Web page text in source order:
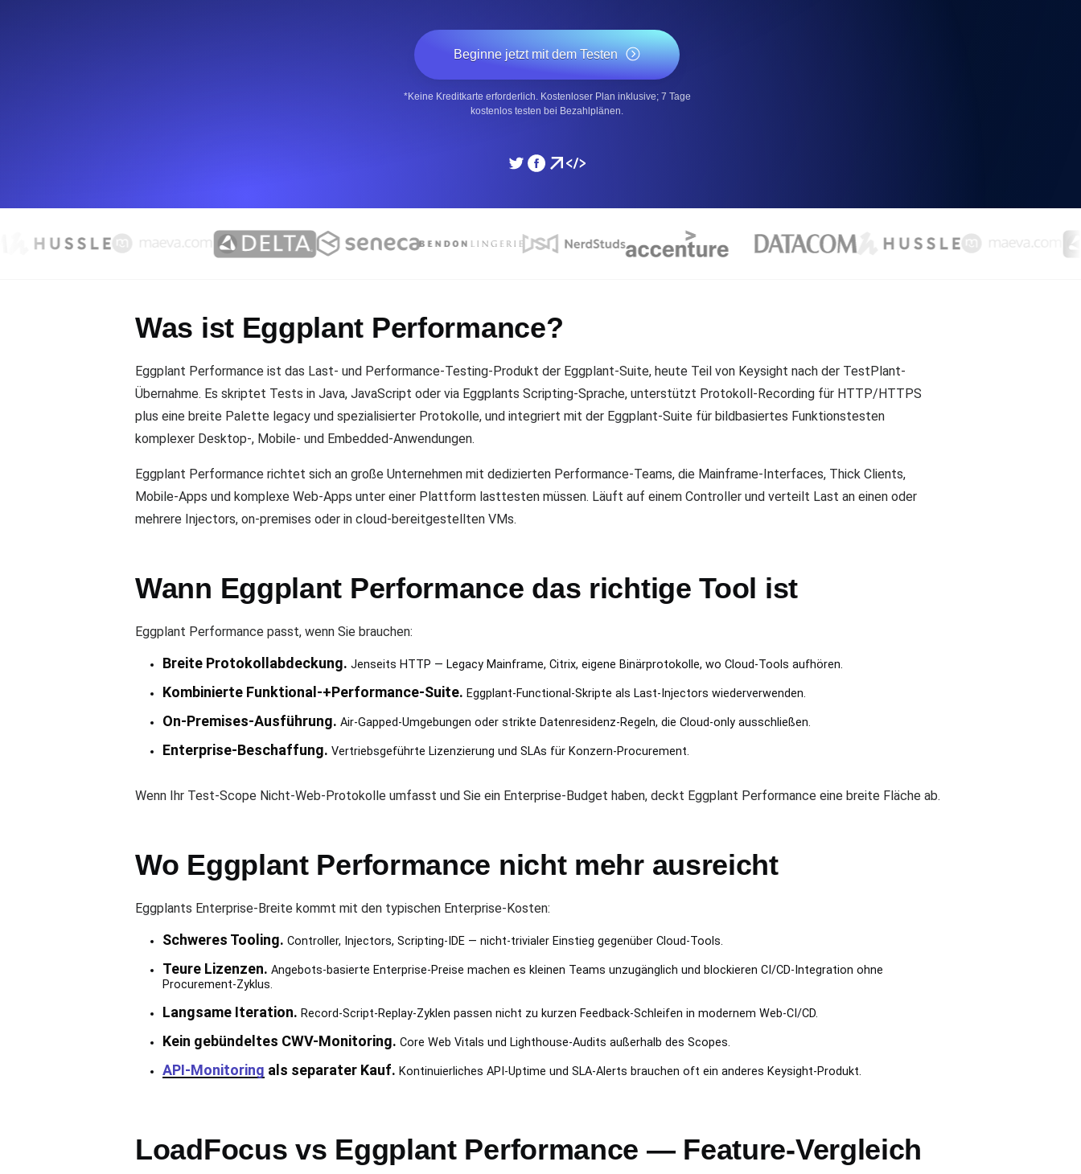
Automatische SSL-Zertifikats-Checks und Ablauf-Warnungen.
Kostenlos starten.
TCP Monitoring
Beginne jetzt mit dem Testen
*Keine Kreditkarte erforderlich. Kostenloser Plan inklusive; 7 Tage
kostenlos testen bei Bezahlplänen.
Was ist Eggplant Performance?
Eggplant Performance ist das Last- und Performance-Testing-Produkt der Eggplant-Suite, heute Teil von Keysight nach der TestPlant-
Übernahme. Es skriptet Tests in Java, JavaScript oder via Eggplants Scripting-Sprache, unterstützt Protokoll-Recording für HTTP/HTTPS
plus eine breite Palette legacy und spezialisierter Protokolle, und integriert mit der Eggplant-Suite für bildbasiertes Funktionstesten
komplexer Desktop-, Mobile- und Embedded-Anwendungen.
Eggplant Performance richtet sich an große Unternehmen mit dedizierten Performance-Teams, die Mainframe-Interfaces, Thick Clients,
Mobile-Apps und komplexe Web-Apps unter einer Plattform lasttesten müssen. Läuft auf einem Controller und verteilt Last an einen oder
mehrere Injectors, on-premises oder in cloud-bereitgestellten VMs.
Wann Eggplant Performance das richtige Tool ist
Eggplant Performance passt, wenn Sie brauchen:
Breite Protokollabdeckung. Jenseits HTTP — Legacy Mainframe, Citrix, eigene Binärprotokolle, wo Cloud-Tools aufhören.
Kombinierte Funktional-+Performance-Suite. Eggplant-Functional-Skripte als Last-Injectors wiederverwenden.
On-Premises-Ausführung. Air-Gapped-Umgebungen oder strikte Datenresidenz-Regeln, die Cloud-only ausschließen.
Enterprise-Beschaffung. Vertriebsgeführte Lizenzierung und SLAs für Konzern-Procurement.
Wenn Ihr Test-Scope Nicht-Web-Protokolle umfasst und Sie ein Enterprise-Budget haben, deckt Eggplant Performance eine breite Fläche ab.
Wo Eggplant Performance nicht mehr ausreicht
Eggplants Enterprise-Breite kommt mit den typischen Enterprise-Kosten:
Schweres Tooling. Controller, Injectors, Scripting-IDE — nicht-trivialer Einstieg gegenüber Cloud-Tools.
Teure Lizenzen. Angebots-basierte Enterprise-Preise machen es kleinen Teams unzugänglich und blockieren CI/CD-Integration ohne
Procurement-Zyklus.
Langsame Iteration. Record-Script-Replay-Zyklen passen nicht zu kurzen Feedback-Schleifen in modernem Web-CI/CD.
Kein gebündeltes CWV-Monitoring. Core Web Vitals und Lighthouse-Audits außerhalb des Scopes.
API-Monitoring als separater Kauf. Kontinuierliches API-Uptime und SLA-Alerts brauchen oft ein anderes Keysight-Produkt.
LoadFocus vs Eggplant Performance — Feature-Vergleich